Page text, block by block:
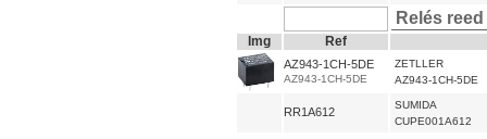
Relés reed
Img Ref
AZ943-1CH-5DE
AZ943-1CH-5DE
ZETLLER
AZ943-1CH-5DE
RR1A612
SUMIDA
CUPE001A612